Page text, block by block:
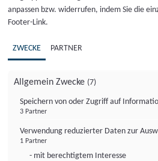
anpassen bzw. widerrufen, indem Sie die
Footer-Link.
ZWECKE PARTNER
Allgemein Zwecke (7)
Speichern von oder Zugriff auf
3 Partner
Verwendung reduzierter Daten zur
1 Partner
- mit berechtigtem Interesse